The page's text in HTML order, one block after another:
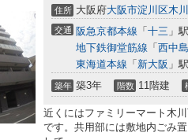
住所 大阪府大阪市淀川区木
交通 阪急京都本線 「 十三 」
地下鉄御堂筋線 「 西中
東海道本線 「 新大阪 」
築年 築3年 階数 11階建
近くにはファミリーマート木
です。共用部には敷地内ごみ